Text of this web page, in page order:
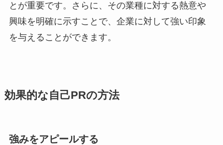
とが重要です。さらに、その業種に対する熱意や
興味を明確に示すことで、企業に対して強い印象
を与えることができます。
効果的な自己PRの方法
強みをアピールする